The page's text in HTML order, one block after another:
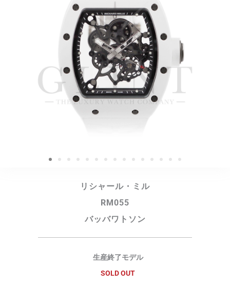
リシャール・ミル
RM055
バッバワトソン
生産終了モデル
SOLD OUT